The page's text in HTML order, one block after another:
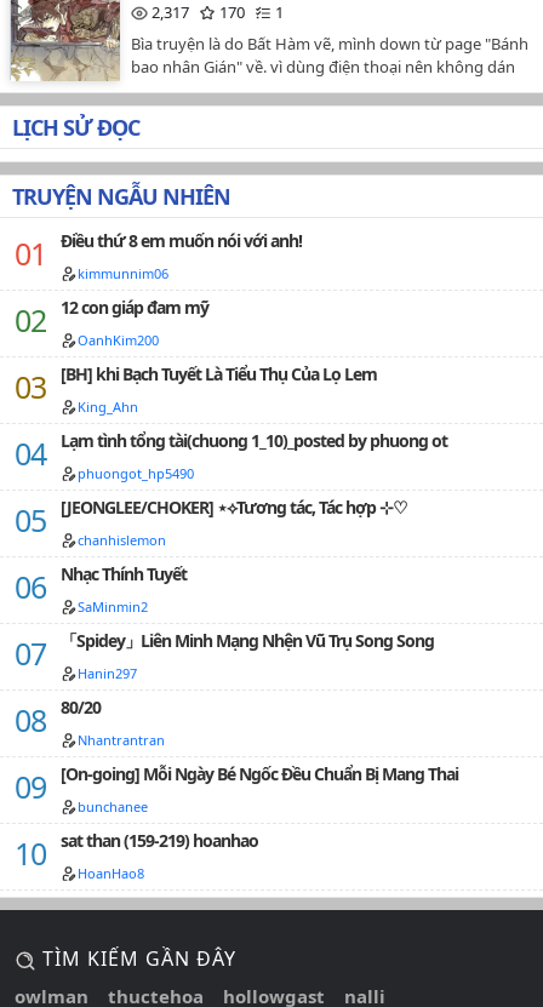
2,317
170
1
Bìa truyện là do Bất Hàm vẽ, mình down từ page "Bánh
bao nhân Gián" về. vì dùng điện thoại nên không dán
link bài viết được, mình sẽ cập nhật sau.P/s: Tại trước
đó có đọc một đoạn trong fic của cô @akaiyuuki15 làm
tưởng tượng đến quả bite mark đầy người Đại Thánh
nên nổi hứng muốn viết. Tất nhiên, bite mark + ABO
ngon lắm ( ͡° ͜ʖ ͡°)…
LỊCH SỬ ĐỌC
TRUYỆN NGẪU NHIÊN
Điều thứ 8 em muốn nói với anh!
kimmunnim06
12 con giáp đam mỹ
OanhKim200
[BH] khi Bạch Tuyết Là Tiểu Thụ Của Lọ Lem
King_Ahn
Lạm tình tổng tài(chuong 1_10)_posted by phuong ot
phuongot_hp5490
[JEONGLEE/CHOKER] ⋆⟡Tương tác, Tác hợp ⊹♡
chanhislemon
Nhạc Thính Tuyết
SaMinmin2
「Spidey」Liên Minh Mạng Nhện Vũ Trụ Song Song
Hanin297
80/20
Nhantrantran
[On-going] Mỗi Ngày Bé Ngốc Đều Chuẩn Bị Mang Thai
bunchanee
sat than (159-219) hoanhao
HoanHao8
TÌM KIẾM GẦN ĐÂY
owlman thuctehoa hollowgast nalli